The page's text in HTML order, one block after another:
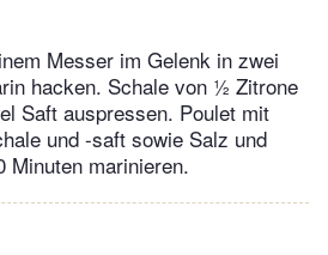
Messer im Gelenk in zwei
hacken. Schale von ½ Zitrone
Saft auspressen. Poulet mit
und -saft sowie Salz und
Minuten marinieren.